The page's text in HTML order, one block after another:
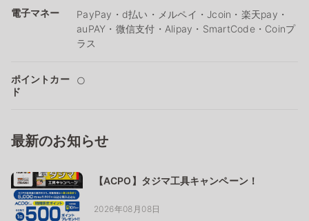
電子マネー
PayPay・d払い・メルペイ・Jcoin・楽天pay・
auPAY・微信支付・Alipay・SmartCode・Coinプ
ラス
ポイントカー
ド
○
最新のお知らせ
【ACPO】タジマ工具キャンペーン！
2026年08月08日